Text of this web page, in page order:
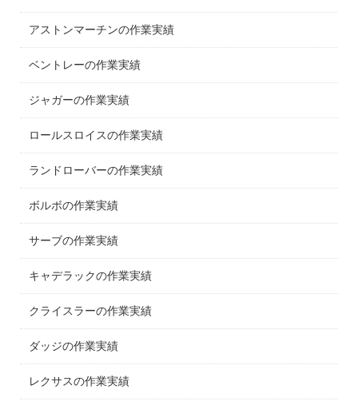
アストンマーチンの作業実績
ベントレーの作業実績
ジャガーの作業実績
ロールスロイスの作業実績
ランドローバーの作業実績
ボルボの作業実績
サーブの作業実績
キャデラックの作業実績
クライスラーの作業実績
ダッジの作業実績
レクサスの作業実績